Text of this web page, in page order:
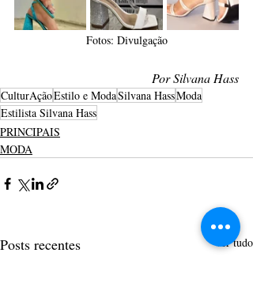
Fotos: Divulgação
Por Silvana Hass
CulturAçãoEstilo e ModaSilvana HassModa
Estilista Silvana Hass
PRINCIPAIS
MODA
Posts recentes Ver tudo